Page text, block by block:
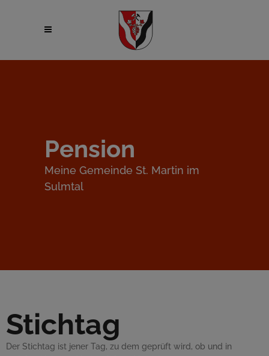
Pension
Meine Gemeinde St. Martin im
Sulmtal
Stichtag
Der Stichtag ist jener Tag, zu dem geprüft wird, ob und in